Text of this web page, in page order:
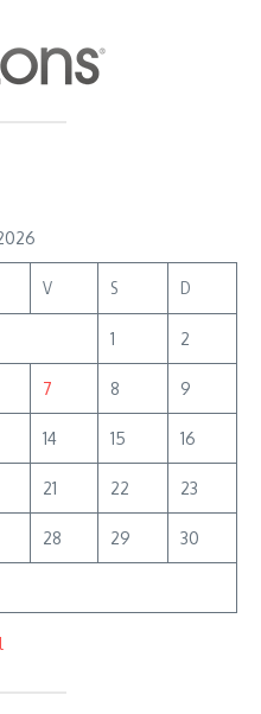
V S D
1 2
7 8 9
14 15 16
21 22 23
28 29 30